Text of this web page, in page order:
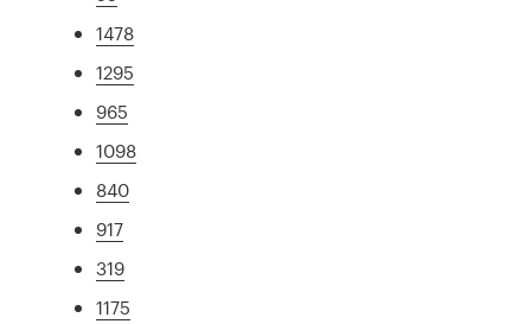
1478
1295
965
1098
840
917
319
1175